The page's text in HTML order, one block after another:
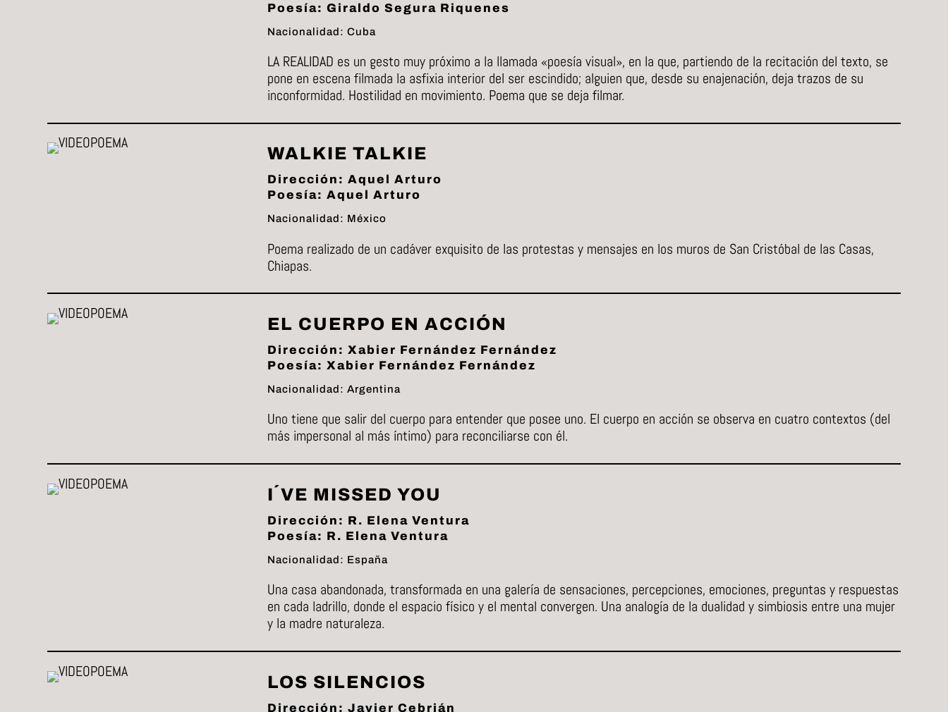
Poesía: Giraldo Segura Riquenes
Nacionalidad: Cuba
LA REALIDAD es un gesto muy próximo a la llamada «poesía visual», en la que, partiendo de la recitación del texto, se
pone en escena filmada la asfixia interior del ser escindido; alguien que, desde su enajenación, deja trazos de su
inconformidad. Hostilidad en movimiento. Poema que se deja filmar.
WALKIE TALKIE
Dirección: Aquel Arturo
Poesía: Aquel Arturo
Nacionalidad: México
Poema realizado de un cadáver exquisito de las protestas y mensajes en los muros de San Cristóbal de las Casas,
Chiapas.
EL CUERPO EN ACCIÓN
Dirección: Xabier Fernández Fernández
Poesía: Xabier Fernández Fernández
Nacionalidad: Argentina
Uno tiene que salir del cuerpo para entender que posee uno. El cuerpo en acción se observa en cuatro contextos (del
más impersonal al más íntimo) para reconciliarse con él.
I´VE MISSED YOU
Dirección: R. Elena Ventura
Poesía: R. Elena Ventura
Nacionalidad: España
Una casa abandonada, transformada en una galería de sensaciones, percepciones, emociones, preguntas y respuestas
en cada ladrillo, donde el espacio físico y el mental convergen. Una analogía de la dualidad y simbiosis entre una mujer
y la madre naturaleza.
LOS SILENCIOS
Dirección: Javier Cebrián